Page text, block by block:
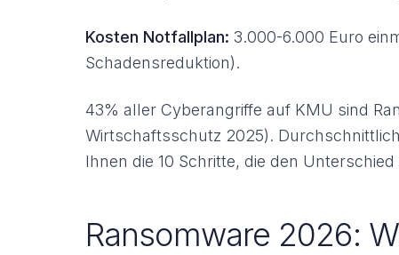
Kosten Notfallplan: 3.000-6.000 Euro
Schadensreduktion).
43% aller Cyberangriffe auf KMU sind
Wirtschaftsschutz 2025).
Ihnen die 10 Schritte, die den
Ransomware 2026: